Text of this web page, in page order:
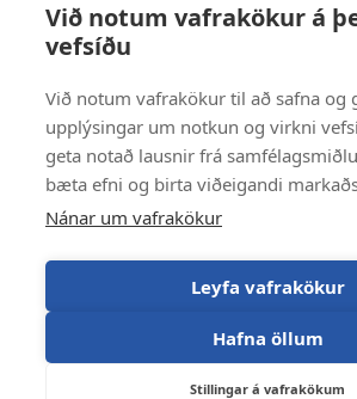
Við notum vafrakökur á
vefsíðu
Við notum vafrakökur til að safna og
upplýsingar um notkun og virkni
geta notað lausnir frá
bæta efni og birta viðeigandi
Nánar um vafrakökur
Leyfa vafrakökur
Hafna öllum
Stillingar á vafrakökum
Strætisvagnar:
Númer 11 stansar við
Númer 2, 5, 15 og 17 stansa við